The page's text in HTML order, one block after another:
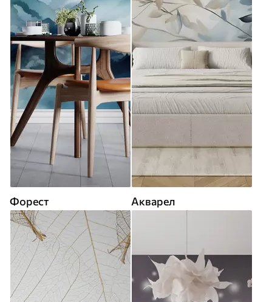
Форест Акварел